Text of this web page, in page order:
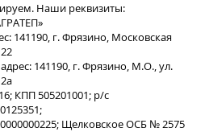
Наши реквизиты:
141190, г. Фрязино, Московская
141190, г. Фрязино, М.О., ул.
КПП 505201001; р/с
Щелковское ОСБ № 2575